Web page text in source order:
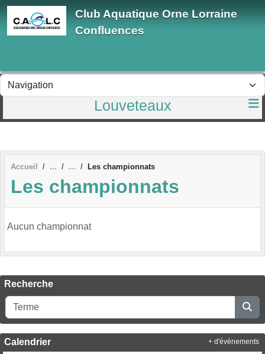
Club Aquatique Orne Lorraine
Confluences
Louveteaux
Accueil Les championnats
Les championnats
Aucun championnat
Recherche
Calendrier + d'évènements
Panneau de gestion des cookies